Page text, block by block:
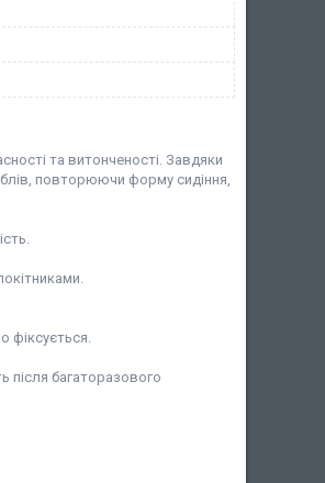
та витонченості. Завдяки
повторюючи форму сидіння,
фіксується.
після багаторазового